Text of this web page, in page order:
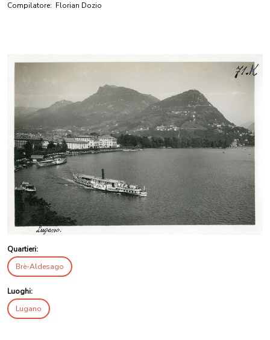
Compilatore: Florian Dozio
Quartieri:
Brè-Aldesago
Luoghi:
Lugano